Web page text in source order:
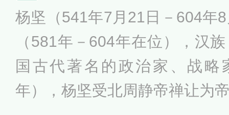
李元吉及二人诸子，被立为太
位，李世民即位，改元贞观。
日（649年7月10日），李世
享年五十二岁，在位二十三
陵。
杨坚（541年7月21日－604年
（581年－604年在位），汉
国古代著名的政治家、战略
年），杨坚受北周静帝禅让为